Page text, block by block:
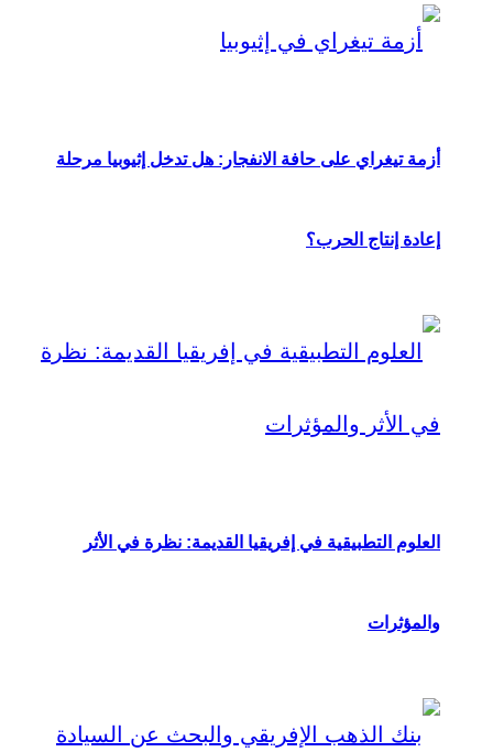
أزمة تيغراي على حافة الانفجار: هل تدخل إثيوبيا مرحلة
إعادة إنتاج الحرب؟
العلوم التطبيقية في إفريقيا القديمة: نظرة في الأثر
والمؤثرات